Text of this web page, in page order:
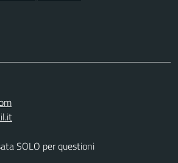
SOLO per questioni